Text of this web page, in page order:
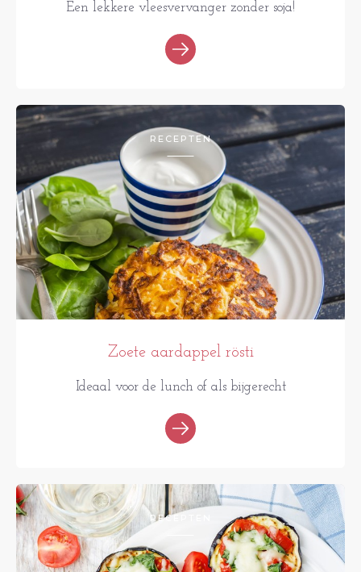
Een lekkere vleesvervanger zonder soja!
RECEPTEN
Zoete aardappel rösti
Ideaal voor de lunch of als bijgerecht
RECEPTEN